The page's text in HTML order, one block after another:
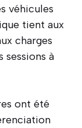
véhicules
tient aux
charges
sessions à
ont été